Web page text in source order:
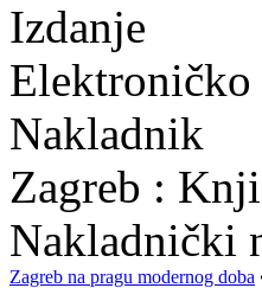
Izdanje
Nakladnik
Zagreb :
Nakladnički
Zagreb na pragu modernog doba